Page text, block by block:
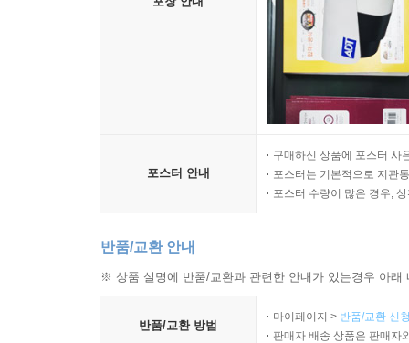
포스터 안내
구매하신 상품에 포스터 사
포스터는 기본적으로 지관
포스터 수량이 많은 경우,
반품/교환 안내
※ 상품 설명에 반품/교환과 관련한 안내가 있는경우 아
반품/교환 방법
마이페이지 > 반품/교환 신
판매자 배송 상품은 판매자